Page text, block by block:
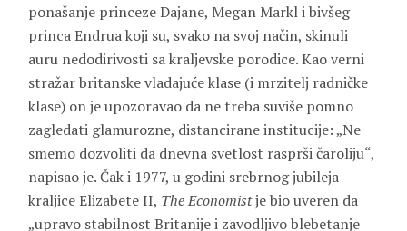
ponašanje princeze Dajane, Megan Markl i bivšeg
princa Endrua koji su, svako na svoj način, skinuli
auru nedodirivosti sa kraljevske porodice. Kao verni
stražar britanske vladajuće klase (i mrzitelj radničke
klase) on je upozoravao da ne treba suviše pomno
zagledati glamurozne, distancirane institucije: „Ne
smemo dozvoliti da dnevna svetlost rasprši čaroliju“,
napisao je. Čak i 1977, u godini srebrnog jubileja
kraljice Elizabete II, The Economistje bio uveren da
„upravo stabilnost Britanije i zavodljivo blebetanje